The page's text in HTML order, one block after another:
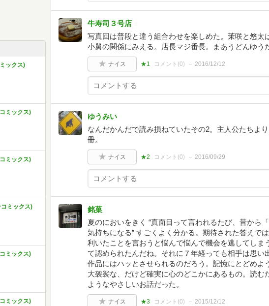
ックス)
ミックス)
ミックス)
ミックス)
ミックス)
ミックス)
牛寿司３号店
写真回は普段と違う組合わせを楽しめた。茉咲と悠太
小舅の関係にみえる。店長マジ番長。まあうどんゆう
ナイス ★1 コメント(0) 2016/12/12
ゆうみい
なんだかんだで読み損ねていたその2。主人公たちよ
冊。
ナイス ★2 コメント(0) 2016/09/29
銘菓
夏のにおいをきく “真面目って言われるたび、昔から
気持ちになる” すごくよく分かる。期待された答えで
利いたことを言おうと悩んで悩んで機会を逃してしま
て認められたんだね。それに７年経っても相手は思い
作品にはハッとさせられるのだろう。記憶にとどめよ
大袈裟な、だけど確実に心のどこかにあるもの。読む
ようなやさしいお話だった。
ナイス ★3 コメント(0) 2015/12/12